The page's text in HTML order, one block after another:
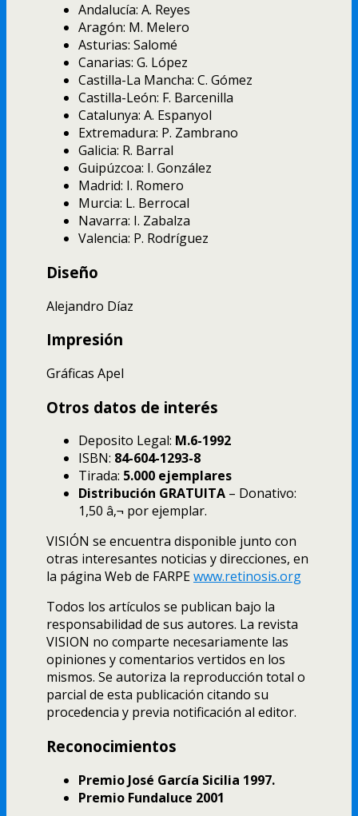
Andalucí­a: A. Reyes
Aragón: M. Melero
Asturias: Salomé
Canarias: G. López
Castilla-La Mancha: C. Gómez
Castilla-León: F. Barcenilla
Catalunya: A. Espanyol
Extremadura: P. Zambrano
Galicia: R. Barral
Guipúzcoa: I. González
Madrid: I. Romero
Murcia: L. Berrocal
Navarra: I. Zabalza
Valencia: P. Rodrí­guez
Diseño
Alejandro Dí­az
Impresión
Gráficas Apel
Otros datos de interés
Deposito Legal: M.6-1992
ISBN: 84-604-1293-8
Tirada: 5.000 ejemplares
Distribución GRATUITA – Donativo:
1,50 â‚¬ por ejemplar.
VISIÓN se encuentra disponible junto con
otras interesantes noticias y direcciones, en
la página Web de FARPEwww.retinosis.org
Todos los artí­culos se publican bajo la
responsabilidad de sus autores. La revista
VISION no comparte necesariamente las
opiniones y comentarios vertidos en los
mismos. Se autoriza la reproducción total o
parcial de esta publicación citando su
procedencia y previa notificación al editor.
Reconocimientos
Premio José Garcí­a Sicilia 1997.
Premio Fundaluce 2001